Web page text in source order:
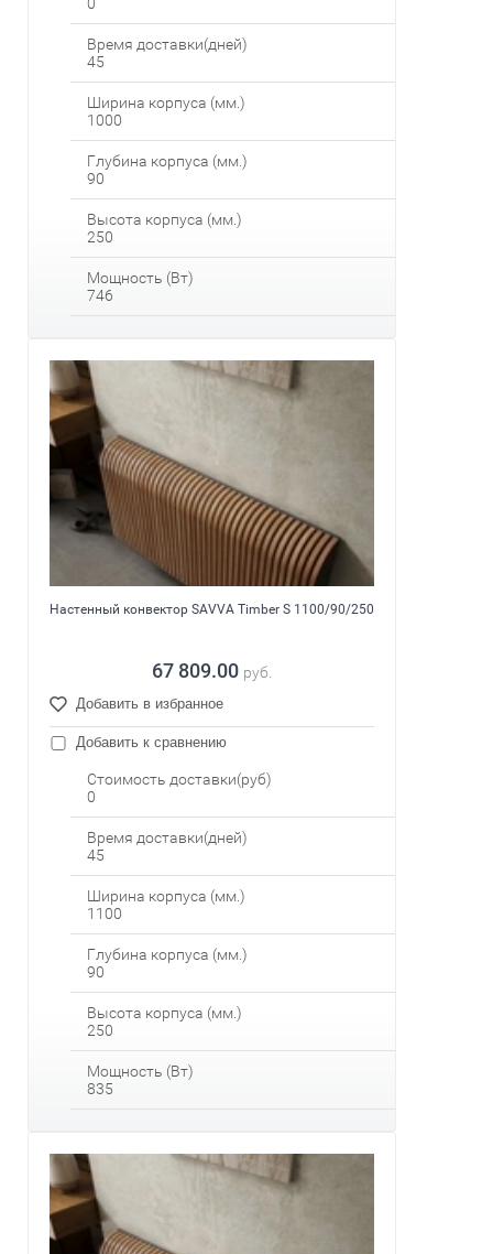
0
Время доставки(дней)
45
Ширина корпуса (мм.)
1000
Глубина корпуса (мм.)
90
Высота корпуса (мм.)
250
Мощность (Вт)
746
Настенный конвектор SAVVA Timber S 1100/90/250
67 809.00 руб.
Добавить в избранное
Добавить к сравнению
Стоимость доставки(руб)
0
Время доставки(дней)
45
Ширина корпуса (мм.)
1100
Глубина корпуса (мм.)
90
Высота корпуса (мм.)
250
Мощность (Вт)
835